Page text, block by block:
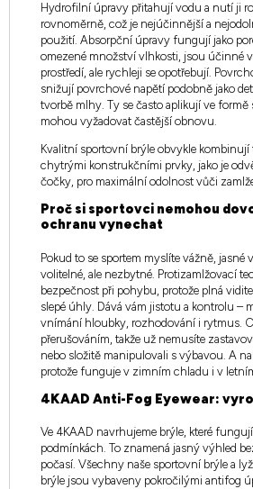
Hydrofilní úpravy přitahují vodu a nutí ji
rovnoměrně, což je nejúčinnější a
použití. Absorpční úpravy fungují jako
omezené množství vlhkosti, jsou účinné
prostředí, ale rychleji se opotřebují.
snižují povrchové napětí podobně jako
tvorbě mlhy. Ty se často aplikují ve formě
mohou vyžadovat častější obnovu.
Kvalitní sportovní brýle obvykle
chytrými konstrukčními prvky, jako je
čočky, pro maximální odolnost vůči
Proč si sportovci nemohou
ochranu vynechat
Pokud to se sportem myslíte vážně,
volitelné, ale nezbytné. Protizamlžovací
bezpečnost při pohybu, protože plná
slepé úhly. Dává vám jistotu a kontrolu –
vnímání hloubky, rozhodování i rytmus.
přerušováním, takže už nemusíte
nebo složitě manipulovali s výbavou. A
protože funguje v zimním chladu i v
4KAAD Anti-Fog Eyewear:
Ve 4KAAD navrhujeme brýle, které
podmínkách. To znamená jasný výhled
počasí. Všechny naše sportovní brýle a
brýle jsou vybaveny pokročilými antifog